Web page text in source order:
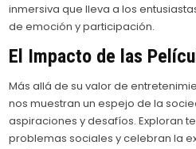
inmersiva que lleva a los
de emoción y participación.
El Impacto de las
Más allá de su valor de
nos muestran un espejo de la
aspiraciones y desafíos. Exploran
problemas sociales y celebran la